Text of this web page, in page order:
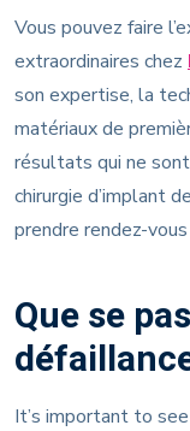
Vous pouvez faire
extraordinaires chez
son expertise, la
matériaux de
résultats qui ne sont
chirurgie d’implant
prendre rendez-vous
Que se
It’s important to